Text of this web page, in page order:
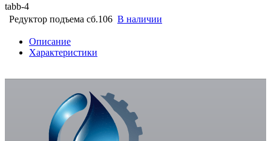
tabb-4
Редуктор подъема сб.106 В наличии
Описание
Характеристики